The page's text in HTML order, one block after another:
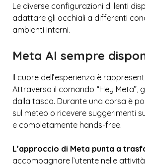
Le diverse configurazioni di lenti
adattare gli occhiali a differenti
ambienti interni.
Meta AI sempre
Il cuore dell’esperienza è
Attraverso il comando “Hey
dalla tasca. Durante una corsa è
sul meteo o ricevere suggerimenti
e completamente hands-free.
L’approccio di Meta punta a
accompagnare l’utente nelle